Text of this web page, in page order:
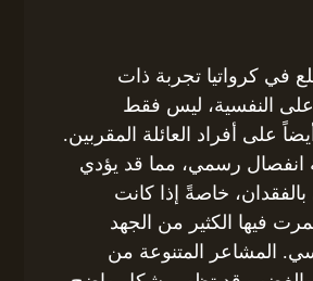
في كرواتيا تجربة ذات
على النفسية، ليس فقط
على أفراد العائلة المقربين.
انفصال رسمي، مما قد يؤدي
خاصةً إذا كانت
فيها الكثير من الجهد
المشاعر المتنوعة من